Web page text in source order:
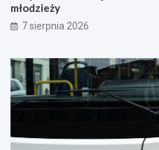
młodzieży
7 sierpnia 2026